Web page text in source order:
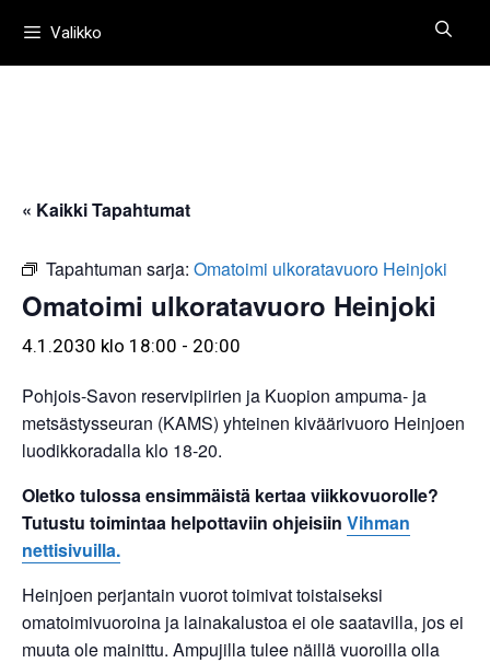
sisältöönValikko
« Kaikki Tapahtumat
Tapahtuman sarja: Omatoimi ulkoratavuoro Heinjoki
Omatoimi ulkoratavuoro Heinjoki
4.1.2030 klo 18:00 - 20:00
Pohjois-Savon reservipiirien ja Kuopion ampuma- ja
metsästysseuran (KAMS) yhteinen kiväärivuoro Heinjoen
luodikkoradalla klo 18-20.
Oletko tulossa ensimmäistä kertaa viikkovuorolle?
Tutustu toimintaa helpottaviin ohjeisiin Vihman
nettisivuilla.
Heinjoen perjantain vuorot toimivat toistaiseksi
omatoimivuoroina ja lainakalustoa ei ole saatavilla, jos ei
muuta ole mainittu. Ampujilla tulee näillä vuoroilla olla